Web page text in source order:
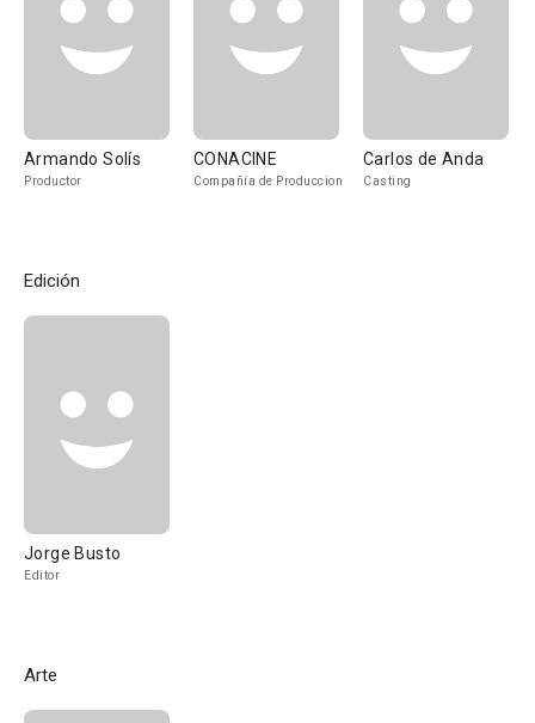
Armando Solís
Productor
CONACINE
Compañía de Produccion
Carlos de Anda
Casting
Edición
Jorge Busto
Editor
Arte